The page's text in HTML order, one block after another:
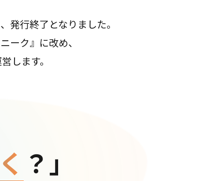
発行終了となりました。
ーク』に改め、
します。
？」